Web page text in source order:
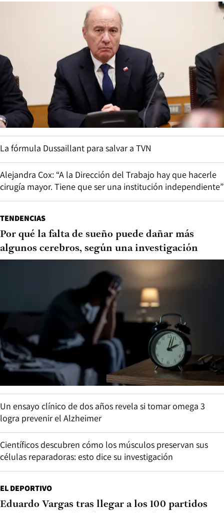
La fórmula Dussaillant para salvar a TVN
Alejandra Cox: “A la Dirección del Trabajo hay que hacerle
cirugía mayor. Tiene que ser una institución independiente”
TENDENCIAS
Por qué la falta de sueño puede dañar más
algunos cerebros, según una investigación
Un ensayo clínico de dos años revela si tomar omega 3
logra prevenir el Alzheimer
Científicos descubren cómo los músculos preservan sus
células reparadoras: esto dice su investigación
EL DEPORTIVO
Eduardo Vargas tras llegar a los 100 partidos